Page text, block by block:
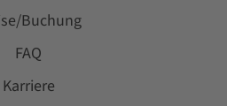
Buchung
FAQ
Karriere